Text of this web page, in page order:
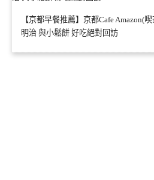
【京都早餐推薦】京都Cafe Amazon(
明治 與小鬆餅 好吃絕對回訪